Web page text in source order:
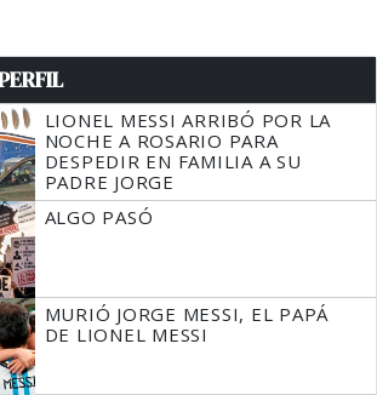
LIONEL MESSI ARRIBÓ POR LA
NOCHE A ROSARIO PARA
DESPEDIR EN FAMILIA A SU
PADRE JORGE
ALGO PASÓ
MURIÓ JORGE MESSI, EL PAPÁ
DE LIONEL MESSI